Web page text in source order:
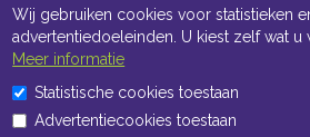
Openingstijden Kantoor
ma t/m vr 8:30 uur tot 17:00 uur
Wij gebruiken cookies voor statistieken
advertentiedoeleinden. U kiest zelf wat u
Meer informatie
Statistische cookies toestaan
Advertentiecookies toestaan